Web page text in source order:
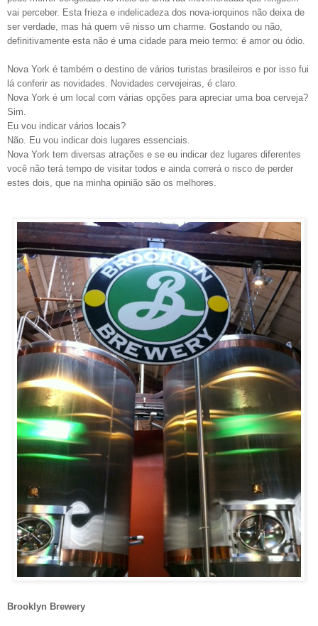
vai perceber. Esta frieza e indelicadeza dos nova-iorquinos não deixa de
ser verdade, mas há quem vê nisso um charme. Gostando ou não,
definitivamente esta não é uma cidade para meio termo: é amor ou ódio.
Nova York é também o destino de vários turistas brasileiros e por isso fui
lá conferir as novidades. Novidades cervejeiras, é claro.
Nova York é um local com várias opções para apreciar uma boa cerveja?
Sim.
Eu vou indicar vários locais?
Não. Eu vou indicar dois lugares essenciais.
Nova York tem diversas atrações e se eu indicar dez lugares diferentes
você não terá tempo de visitar todos e ainda correrá o risco de perder
estes dois, que na minha opinião são os melhores.
Brooklyn Brewery